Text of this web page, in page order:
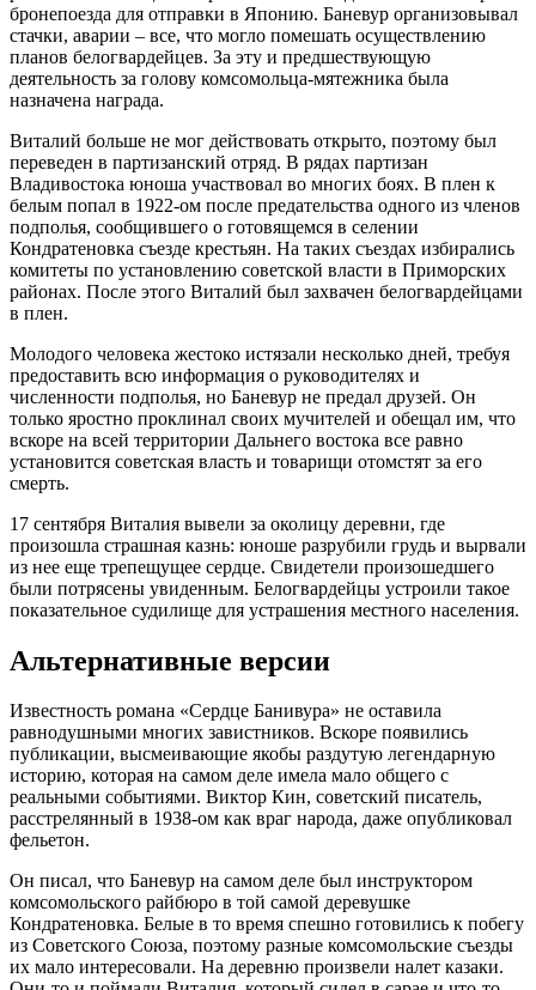
бронепоезда для отправки в Японию. Баневур организовывал
стачки, аварии – все, что могло помешать осуществлению
планов белогвардейцев. За эту и предшествующую
деятельность за голову комсомольца-мятежника была
назначена награда.
Виталий больше не мог действовать открыто, поэтому был
переведен в партизанский отряд. В рядах партизан
Владивостока юноша участвовал во многих боях. В плен к
белым попал в 1922-ом после предательства одного из членов
подполья, сообщившего о готовящемся в селении
Кондратеновка съезде крестьян. На таких съездах избирались
комитеты по установлению советской власти в Приморских
районах. После этого Виталий был захвачен белогвардейцами
в плен.
Молодого человека жестоко истязали несколько дней, требуя
предоставить всю информация о руководителях и
численности подполья, но Баневур не предал друзей. Он
только яростно проклинал своих мучителей и обещал им, что
вскоре на всей территории Дальнего востока все равно
установится советская власть и товарищи отомстят за его
смерть.
17 сентября Виталия вывели за околицу деревни, где
произошла страшная казнь: юноше разрубили грудь и вырвали
из нее еще трепещущее сердце. Свидетели произошедшего
были потрясены увиденным. Белогвардейцы устроили такое
показательное судилище для устрашения местного населения.
Альтернативные версии
Известность романа «Сердце Банивура» не оставила
равнодушными многих завистников. Вскоре появились
публикации, высмеивающие якобы раздутую легендарную
историю, которая на самом деле имела мало общего с
реальными событиями. Виктор Кин, советский писатель,
расстрелянный в 1938-ом как враг народа, даже опубликовал
фельетон.
Он писал, что Баневур на самом деле был инструктором
комсомольского райбюро в той самой деревушке
Кондратеновка. Белые в то время спешно готовились к побегу
из Советского Союза, поэтому разные комсомольские съезды
их мало интересовали. На деревню произвели налет казаки.